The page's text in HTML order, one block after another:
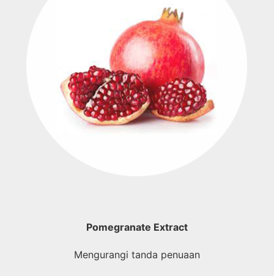
Pomegranate Extract
Mengurangi tanda penuaan